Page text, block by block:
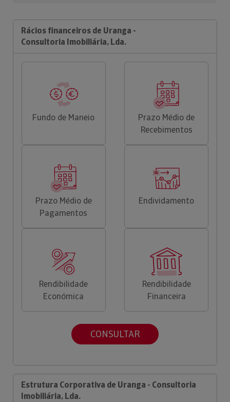
Rácios financeiros de Uranga -
Consultoria Imobiliária, Lda.
Fundo de Maneio
Prazo Médio de
Recebimentos
Prazo Médio de
Pagamentos
Endividamento
Rendibilidade
Económica
Rendibilidade
Financeira
CONSULTAR
Estrutura Corporativa de Uranga - Consultoria
Imobiliária, Lda.